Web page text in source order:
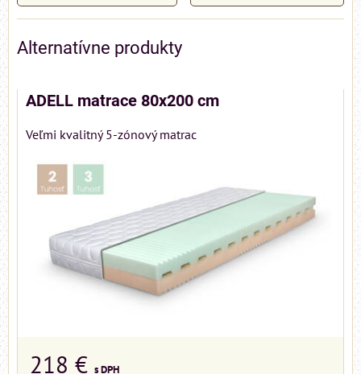
Alternatívne produkty
ADELL matrace 80x200 cm
Veľmi kvalitný 5-zónový matrac
218 € s DPH